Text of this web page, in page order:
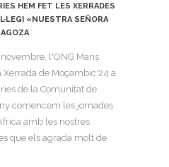
HEM FET LES XERRADES
«NUESTRA SEÑORA
l'ONG Mans
de Moçambic'24 a
de la Comunitat de
comencem les jornades
amb les nostres
que els agrada molt de